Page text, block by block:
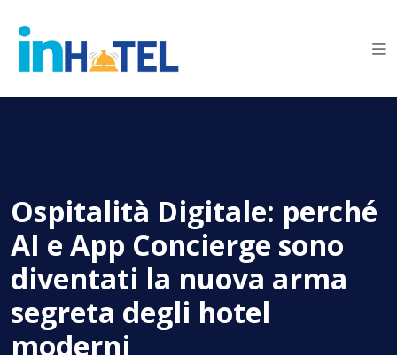
Ospitalità Digitale: perché
AI e App Concierge sono
diventati la nuova arma
segreta degli hotel
moderni